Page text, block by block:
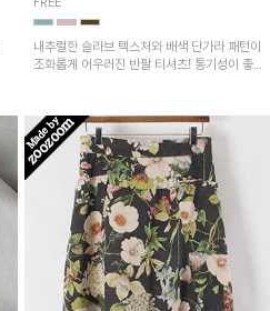
FREE
내추럴한 슬라브 텍스처와 배색 단가라 패턴이
조화롭게 어우러진 반팔 티셔츠! 통기성이 좋